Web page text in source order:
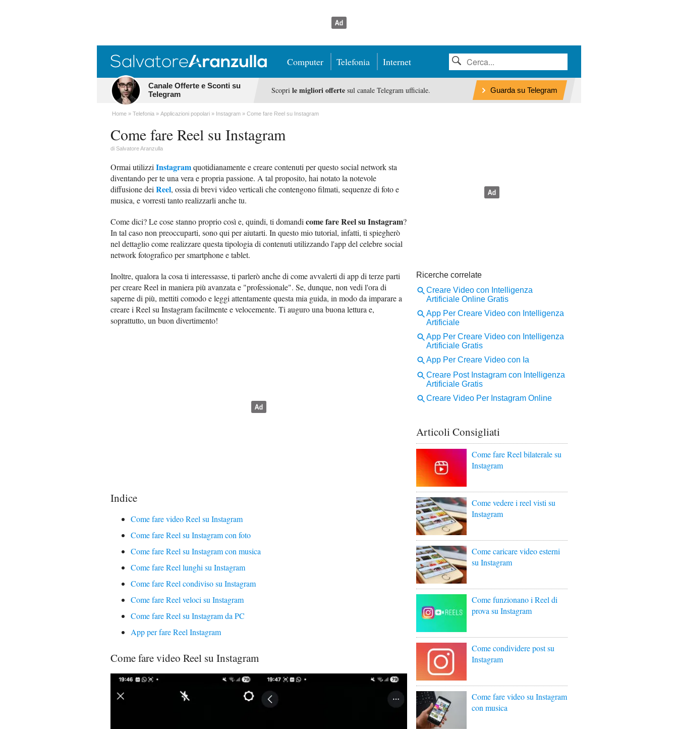
Computer Telefonia Internet
Canale Offerte e Sconti su
Telegram
Scopri le migliori offertesul canale Telegram ufficiale. Guarda su Telegram
Home Telefonia Applicazioni popolari Instagram Come fare Reel su Instagram
Come fare Reel su Instagram
di Salvatore Aranzulla
Ormai utilizzi Instagramquotidianamente e creare contenuti per questo social network sta
diventando per te una vera e propria passione. A tal proposito, hai notato la notevole
diffusione dei Reel, ossia di brevi video verticali che contengono filmati, sequenze di foto e
musica, e vorresti tanto realizzarli anche tu.
Come dici? Le cose stanno proprio così e, quindi, ti domandi come fare Reel su Instagram?
In tal caso non preoccuparti, sono qui per aiutarti. In questo mio tutorial, infatti, ti spiegherò
nel dettaglio come realizzare questa tipologia di contenuti utilizzando l'app del celebre social
network fotografico per smartphone e tablet.
Inoltre, qualora la cosa ti interessasse, ti parlerò anche di come avvalerti di app di terze parti
per creare Reel in maniera più avanzata e "professionale". Se, dunque, non vedi l'ora di
saperne di più, mettiti comodo e leggi attentamente questa mia guida, in modo da imparare a
creare i Reel su Instagram facilmente e velocemente. Ti auguro una buona lettura e,
soprattutto, un buon divertimento!
Indice
Come fare video Reel su Instagram
Come fare Reel su Instagram con foto
Come fare Reel su Instagram con musica
Come fare Reel lunghi su Instagram
Come fare Reel condiviso su Instagram
Come fare Reel veloci su Instagram
Come fare Reel su Instagram da PC
App per fare Reel Instagram
Come fare video Reel su Instagram
Articoli Consigliati
Come fare Reel bilaterale su
Instagram
Come vedere i reel visti su
Instagram
Come caricare video esterni
su Instagram
Come funzionano i Reel di
prova su Instagram
Come condividere post su
Instagram
Come fare video su Instagram
con musica